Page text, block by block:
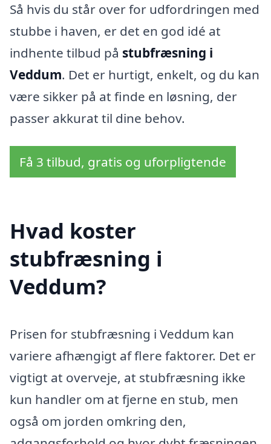
Så hvis du står over for udfordringen med
stubbe i haven, er det en god idé at
indhente tilbud på stubfræsning i
Veddum. Det er hurtigt, enkelt, og du kan
være sikker på at finde en løsning, der
passer akkurat til dine behov.
Få 3 tilbud, gratis og uforpligtende
Hvad koster
stubfræsning i
Veddum?
Prisen for stubfræsning i Veddum kan
variere afhængigt af flere faktorer. Det er
vigtigt at overveje, at stubfræsning ikke
kun handler om at fjerne en stub, men
også om jorden omkring den,